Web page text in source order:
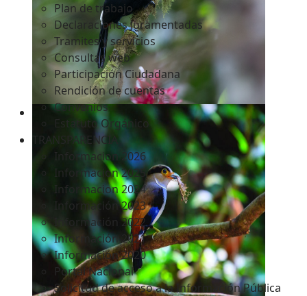
Plan de trabajo
Declaraciones Juramentadas
Tramites y servicios
Consultas web
Participación Ciudadana
Rendición de cuentas
Convenios
Estatuto Orgánico
TRANSPARENCIA
Informacion 2026
Informacion 2025
Informacion 2024
Información 2023
Información 2022
Información 2021
Información 2020
Portal Nacional
Solicitud de acceso a la Información Pública